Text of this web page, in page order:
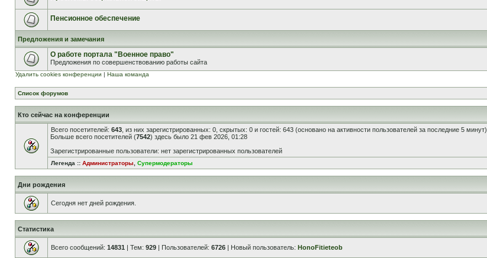
Пенсионное обеспечение
Предложения и замечания
О работе портала "Военное право"
Предложения по совершенствованию работы сайта
Удалить cookies конференции | Наша команда
Список форумов
Кто сейчас на конференции
Всего посетителей: 643 , из них зарегистрированных: 0, скрытых: 0 и гостей: 643 (основано на активности пользователей за последние 5 минут)
Больше всего посетителей (7542) здесь было 21 фев 2026, 01:28
Зарегистрированные пользователи: нет зарегистрированных пользователей
Легенда :: Администраторы Супермодераторы
Дни рождения
Сегодня нет дней рождения.
Статистика
Всего сообщений: 14831 | Тем: 929 | Пользователей: 6726 | Новый пользователь: HonoFitieteob